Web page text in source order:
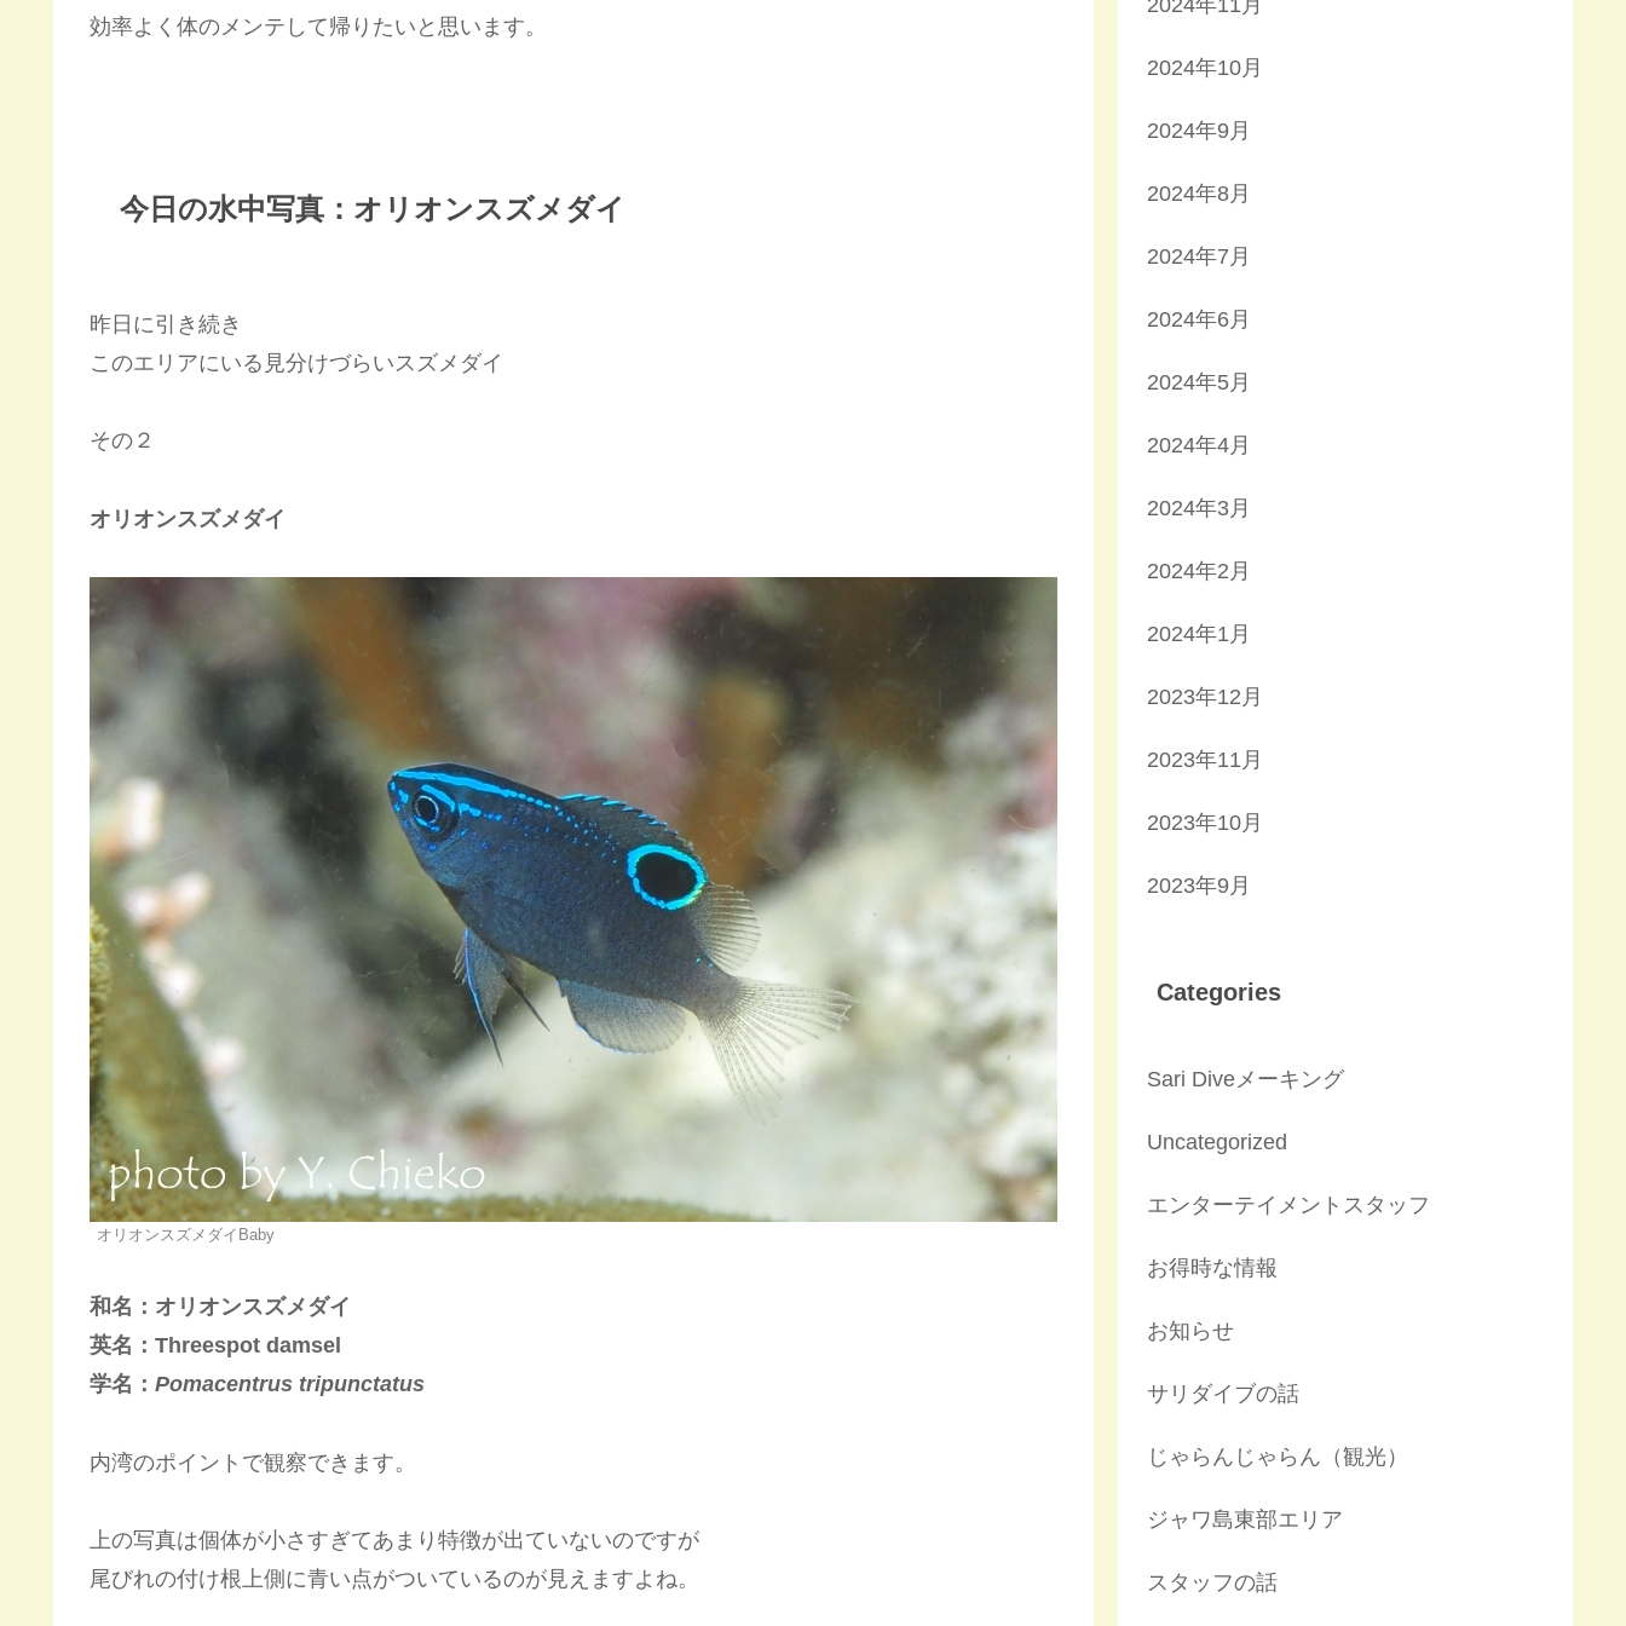
効率よく体のメンテして帰りたいと思います。
今日の水中写真：オリオンスズメダイ
昨日に引き続き
このエリアにいる見分けづらいスズメダイ
その２
オリオンスズメダイ
オリオンスズメダイBaby
和名：オリオンスズメダイ
英名：Threespot damsel
学名： Pomacentrus tripunctatus
内湾のポイントで観察できます。
上の写真は個体が小さすぎてあまり特徴が出ていないのですが
尾びれの付け根上側に青い点がついているのが見えますよね。
2024年10月
2024年9月
2024年8月
2024年7月
2024年6月
2024年5月
2024年4月
2024年3月
2024年2月
2024年1月
2023年12月
2023年11月
2023年10月
2023年9月
Categories
Sari Diveメーキング
Uncategorized
エンターテイメントスタッフ
お得時な情報
お知らせ
サリダイブの話
じゃらんじゃらん（観光）
ジャワ島東部エリア
スタッフの話